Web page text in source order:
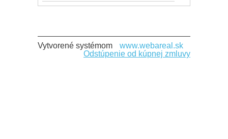
Vytvorené systémom
www.webareal.sk
Odstúpenie od kúpnej zmluvy